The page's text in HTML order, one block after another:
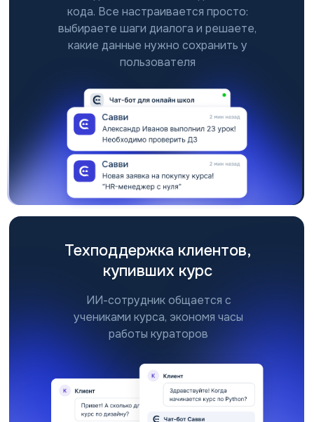
кода. Все настраивается просто:
выбираете шаги диалога и решаете,
какие данные нужно сохранить у
пользователя
ИИ-сотрудник общается с
учениками курса, экономя часы
работы кураторов
Техподдержка клиентов,
купивших курс